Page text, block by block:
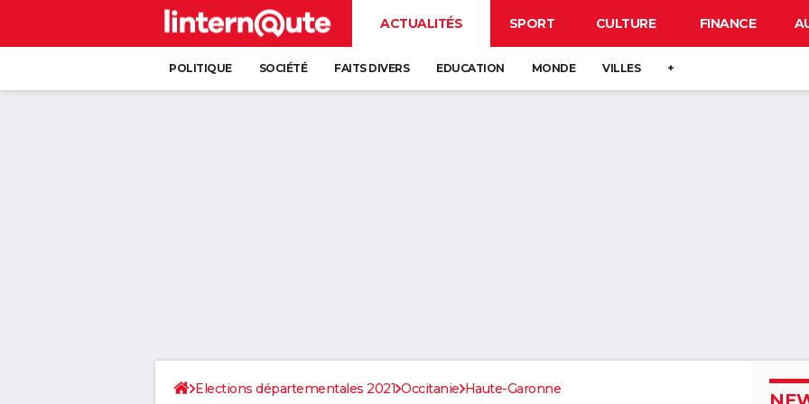
ACTUALITÉS SPORT CULTURE FINANCE
POLITIQUE SOCIÉTÉ FAITS DIVERS EDUCATION MONDE VILLES +
Elections départementales 2021 Occitanie Haute-Garonne